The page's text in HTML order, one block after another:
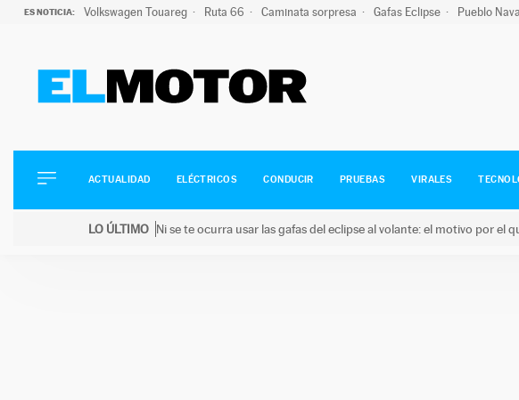
ES NOTICIA: Volkswagen Touareg Ruta 66 Caminata sorpresa Gafas Eclipse Pueblo
ELÉCTRICOS
CONDUCIR
ACTUALIDAD ELÉCTRICOS CONDUCIR PRUEBAS VIRALES
LO ÚLTIMO Ni se te ocurra usar las gafas del eclipse al volante: el motivo por el